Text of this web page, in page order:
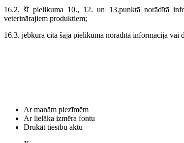
16.2. šī pielikuma 10., 12. un 13.punktā norādītā
veterinārajiem produktiem;
16.3. jebkura cita šajā pielikumā norādītā informācija vai
Ar manām piezīmēm
Ar lielāka izmēra fontu
Drukāt tiesību aktu